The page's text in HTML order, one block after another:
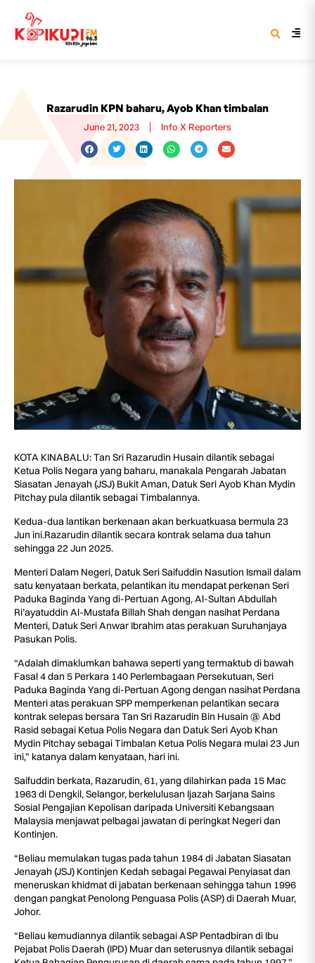
Razarudin KPN baharu, Ayob Khan timbalan
June 21, 2023 Info X Reporters
KOTA KINABALU: Tan Sri Razarudin Husain dilantik sebagai
Ketua Polis Negara yang baharu, manakala Pengarah Jabatan
Siasatan Jenayah (JSJ) Bukit Aman, Datuk Seri Ayob Khan Mydin
Pitchay pula dilantik sebagai Timbalannya.
Kedua-dua lantikan berkenaan akan berkuatkuasa bermula 23
Jun ini.Razarudin dilantik secara kontrak selama dua tahun
sehingga 22 Jun 2025.
Menteri Dalam Negeri, Datuk Seri Saifuddin Nasution Ismail dalam
satu kenyataan berkata, pelantikan itu mendapat perkenan Seri
Paduka Baginda Yang di-Pertuan Agong, Al-Sultan Abdullah
Ri’ayatuddin Al-Mustafa Billah Shah dengan nasihat Perdana
Menteri, Datuk Seri Anwar Ibrahim atas perakuan Suruhanjaya
Pasukan Polis.
“Adalah dimaklumkan bahawa seperti yang termaktub di bawah
Fasal 4 dan 5 Perkara 140 Perlembagaan Persekutuan, Seri
Paduka Baginda Yang di-Pertuan Agong dengan nasihat Perdana
Menteri atas perakuan SPP memperkenan pelantikan secara
kontrak selepas bersara Tan Sri Razarudin Bin Husain @ Abd
Rasid sebagai Ketua Polis Negara dan Datuk Seri Ayob Khan
Mydin Pitchay sebagai Timbalan Ketua Polis Negara mulai 23 Jun
ini,” katanya dalam kenyataan, hari ini.
Saifuddin berkata, Razarudin, 61, yang dilahirkan pada 15 Mac
1963 di Dengkil, Selangor, berkelulusan Ijazah Sarjana Sains
Sosial Pengajian Kepolisan daripada Universiti Kebangsaan
Malaysia menjawat pelbagai jawatan di peringkat Negeri dan
Kontinjen.
“Beliau memulakan tugas pada tahun 1984 di Jabatan Siasatan
Jenayah (JSJ) Kontinjen Kedah sebagai Pegawai Penyiasat dan
meneruskan khidmat di jabatan berkenaan sehingga tahun 1996
dengan pangkat Penolong Penguasa Polis (ASP) di Daerah Muar,
Johor.
“Beliau kemudiannya dilantik sebagai ASP Pentadbiran di Ibu
Pejabat Polis Daerah (IPD) Muar dan seterusnya dilantik sebagai